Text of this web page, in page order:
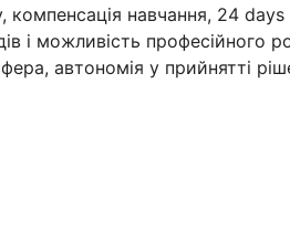
компенсація навчання, 24
і можливість професійного
автономія у прийнятті